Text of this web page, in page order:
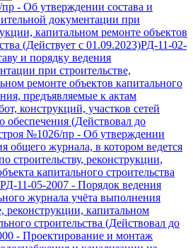
- Об утверждении состава и
документации при
капитальном ремонте объектов
(Действует с 01.09.2023)РД-11-02-
и порядку ведения
при строительстве,
ремонте объектов капитального
предъявляемые к актам
конструкций, участков сетей
обеспечения (Действовал до
№1026/пр - Об утверждении
общего журнала, в котором ведется
строительству, реконструкции,
капитального строительства
РД-11-05-2007 - Порядок ведения
журнала учёта выполнения
реконструкции, капитальном
строительства (Действовал до
- Проектирование и монтаж